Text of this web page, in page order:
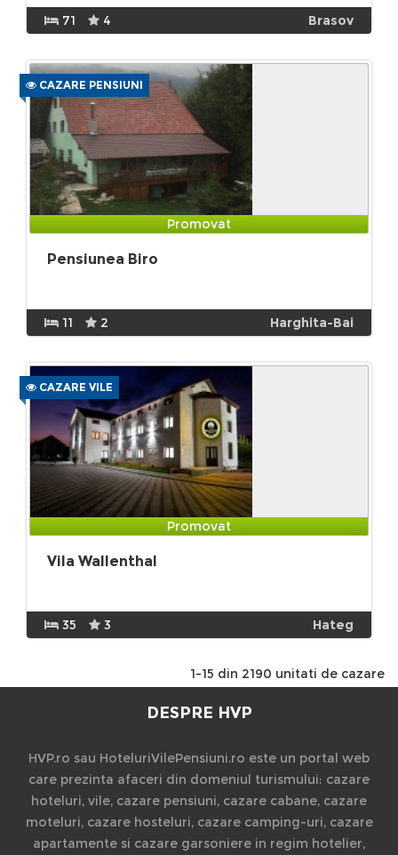
71 4 Brasov
CAZARE PENSIUNI
Promovat
Pensiunea Biro
11 2 Harghita-Bai
CAZARE VILE
Promovat
Vila Wallenthal
35 3 Hateg
1-15 din 2190 unitati de cazare
DESPRE HVP
HVP.ro sau HoteluriVilePensiuni.ro este un portal web
care prezinta afaceri din domeniul turismului: cazare
hoteluri, vile, cazare pensiuni, cazare cabane, cazare
moteluri, cazare hosteluri, cazare camping-uri, cazare
apartamente si cazare garsoniere in regim hotelier,